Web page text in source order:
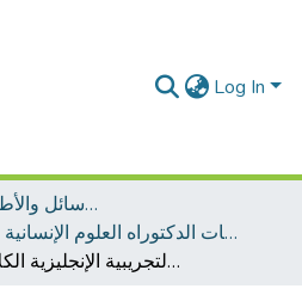
Log In
الرسائل والأطروحات الأكاديمية
الأطروحات الدكتوراه العلوم الإنسانية
مشكلة العالم الخارجي في الفلسفة التجريبية الإنجليزية الكلاسيكية